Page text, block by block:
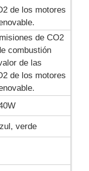
de los motores
de CO2
combustión
de las
de los motores
verde